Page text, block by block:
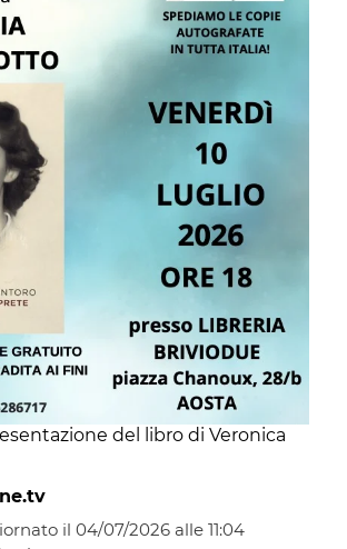
del libro di Veronica
il 04/07/2026 alle 11:04